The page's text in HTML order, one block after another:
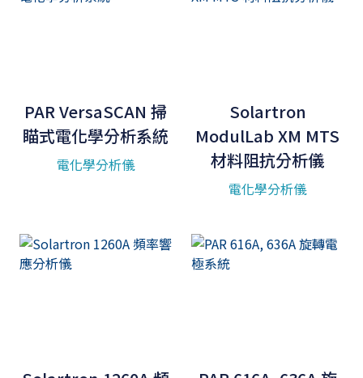
PAR VersaSCAN 掃
瞄式電化學分析系統
電化學分析儀
Solartron
ModulLab XM MTS
材料阻抗分析儀
電化學分析儀